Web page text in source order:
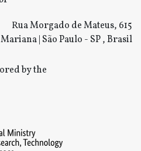
Rua Morgado de Mateus, 615
| São Paulo - SP , Brasil
by the